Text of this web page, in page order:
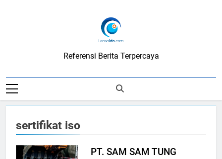
LensaIDN
Referensi Berita Terpercaya
sertifikat iso
PT. SAM SAM TUNG